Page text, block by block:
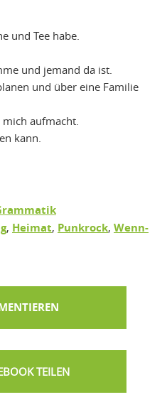
und Tee habe.
und jemand da ist.
und über eine Familie
aufmacht.
kann.
, Heimat, Punkrock, Wenn-